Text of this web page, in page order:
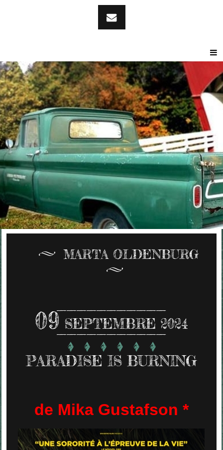
MARTA OLDENBURG
09 SEPTEMBRE 2024
PARADISE IS BURNING
de Mika Gustafson *